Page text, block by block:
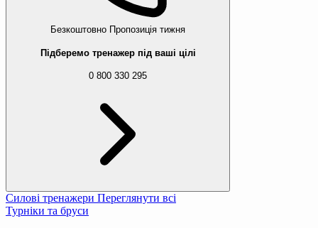
Безкоштовно Пропозиція тижня
Підберемо тренажер під ваші цілі
0 800 330 295
Силові тренажери Переглянути всі
Турніки та бруси